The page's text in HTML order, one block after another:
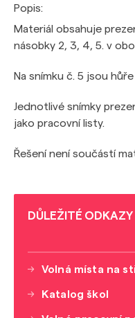
Popis:
Materiál obsahuje
násobky 2, 3, 4, 5. v
Na snímku č. 5 jsou
Jednotlivé snímky
jako pracovní listy.
Řešení není součástí
DŮLEŽITÉ ODKAZY
Volná místa na
Katalog škol